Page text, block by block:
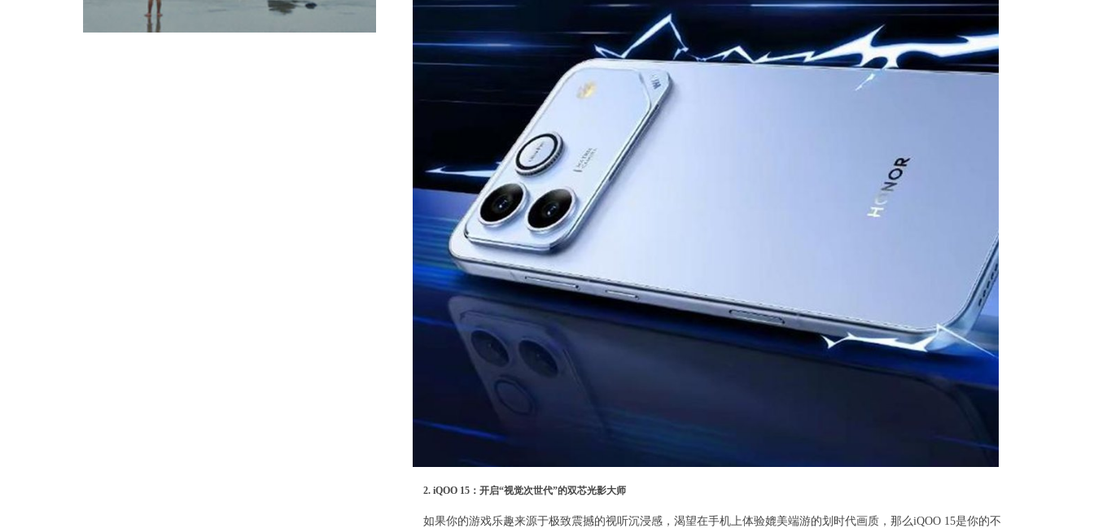
2. iQOO 15：开启“视觉次世代”的双芯光影大师
如果你的游戏乐趣来源于极致震撼的视听沉浸感，渴望在手机上体验媲美端游的划时代画质，那么iQOO 15是你的不